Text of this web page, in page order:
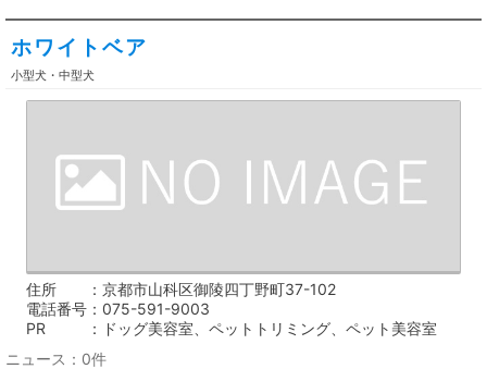
ホワイトベア
小型犬・中型犬
住所
京都市山科区御陵四丁野町37-102
電話番号
075-591-9003
PR
ドッグ美容室、ペットトリミング、ペット美容室
ニュース：0件